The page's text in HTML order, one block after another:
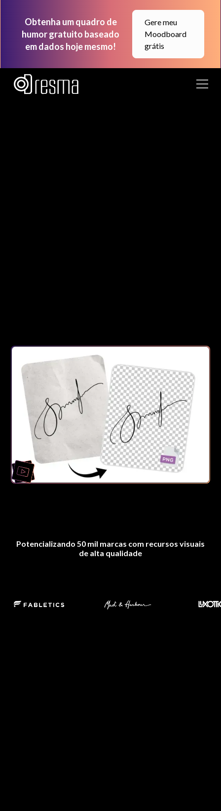
Obtenha um quadro de
humor gratuito baseado
em dados hoje mesmo!
Gere meu
Moodboard
grátis
Potencializando 50 mil marcas com recursos visuais
de alta qualidade